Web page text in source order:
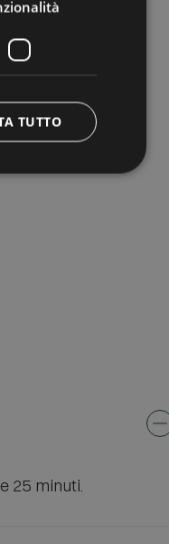
25 minuti.
TUTTO